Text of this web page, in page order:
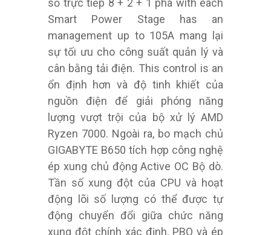
số trực tiếp 8 + 2 + 1 pha with each
Smart Power Stage has an
management up to 105A mang lại
sự tối ưu cho công suất quản lý và
cân bằng tải điện. This control is an
ổn định hơn và độ tinh khiết của
nguồn điện để giải phóng năng
lượng vượt trội của bộ xử lý AMD
Ryzen 7000. Ngoài ra, bo mạch chủ
GIGABYTE B650 tích hợp công nghệ
ép xung chủ động Active OC Bộ dò.
Tần số xung đột của CPU và hoạt
động lõi số lượng có thể được tự
động chuyển đổi giữa chức năng
xung đột chính xác định, PBO và ép